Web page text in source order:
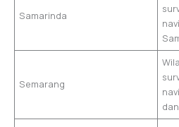
Samarinda
Semarang